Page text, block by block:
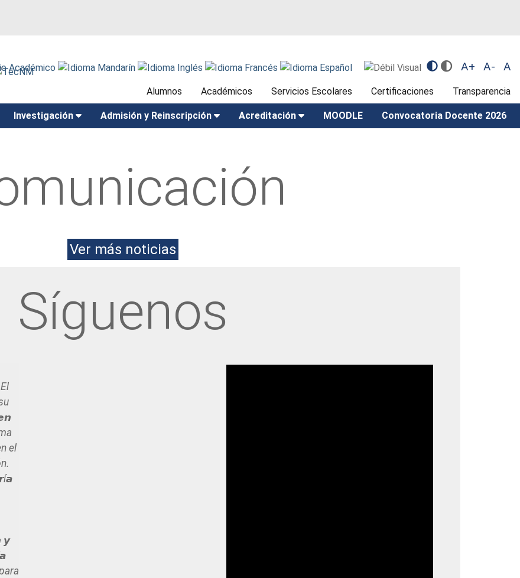
A+ A- A
Alumnos Académicos Servicios Escolares Certificaciones Transparencia
Investigación Admisión y Reinscripción Acreditación MOODLE Convocatoria Docente 2026
Ver más noticias
Síguenos
el
𝙮